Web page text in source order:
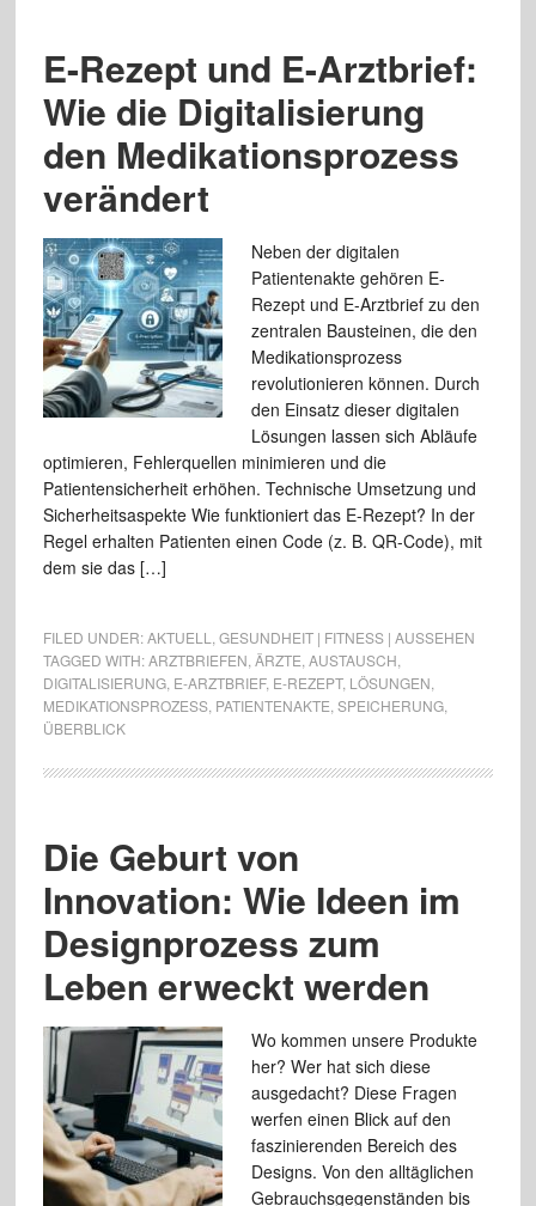
E-Rezept und E-Arztbrief:
Wie die Digitalisierung
den Medikationsprozess
verändert
Neben der digitalen
Patientenakte gehören E-
Rezept und E-Arztbrief zu den
zentralen Bausteinen, die den
Medikationsprozess
revolutionieren können. Durch
den Einsatz dieser digitalen
Lösungen lassen sich Abläufe
optimieren, Fehlerquellen minimieren und die
Patientensicherheit erhöhen. Technische Umsetzung und
Sicherheitsaspekte Wie funktioniert das E-Rezept? In der
Regel erhalten Patienten einen Code (z. B. QR-Code), mit
dem sie das […]
FILED UNDER:AKTUELL
GESUNDHEIT | FITNESS | AUSSEHEN
TAGGED WITH:ARZTBRIEFEN ÄRZTE AUSTAUSCH
DIGITALISIERUNG, E-ARZTBRIEF, E-REZEPT, LÖSUNGEN
MEDIKATIONSPROZESS, PATIENTENAKTE SPEICHERUNG,
ÜBERBLICK
Die Geburt von
Innovation: Wie Ideen im
Designprozess zum
Leben erweckt werden
Wo kommen unsere Produkte
her? Wer hat sich diese
ausgedacht? Diese Fragen
werfen einen Blick auf den
faszinierenden Bereich des
Designs. Von den alltäglichen
Gebrauchsgegenständen bis